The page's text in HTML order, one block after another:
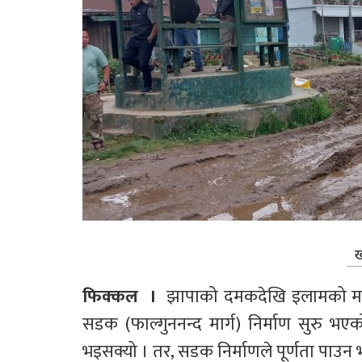
फिक्कल  । झापाको दमकदेखि इलामको
सडक (फाल्गुननन्द मार्ग) निर्माण सुरु
भइसक्यो । तर, सडक निर्माणले पूर्णता